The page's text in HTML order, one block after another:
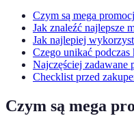
Czym są mega
Jak znaleźć najlepsze
Jak najlepiej
Czego unikać
Najczęściej zadawane
Checklist przed
Czym są mega